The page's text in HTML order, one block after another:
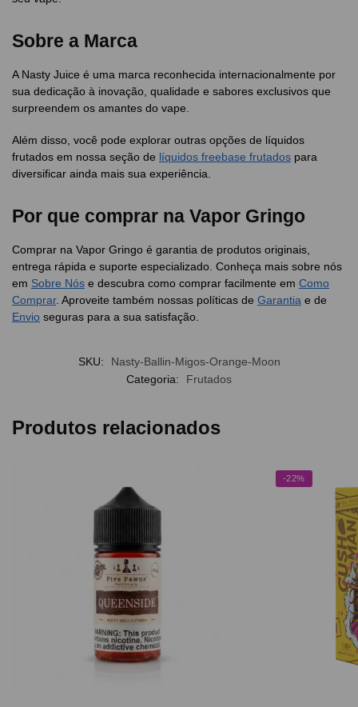
Sobre a Marca
A Nasty Juice é uma marca reconhecida internacionalmente por
sua dedicação à inovação, qualidade e sabores exclusivos que
surpreendem os amantes do vape.
Além disso, você pode explorar outras opções de líquidos
frutados em nossa seção de líquidos freebase frutados para
diversificar ainda mais sua experiência.
Por que comprar na Vapor Gringo
Comprar na Vapor Gringo é garantia de produtos originais,
entrega rápida e suporte especializado. Conheça mais sobre nós
em Sobre Nós e descubra como comprar facilmente em Como
Comprar. Aproveite também nossas políticas de Garantia e de
Envio seguras para a sua satisfação.
SKU:
Nasty-Ballin-Migos-Orange-Moon
Categoria:
Frutados
Produtos relacionados
-22%